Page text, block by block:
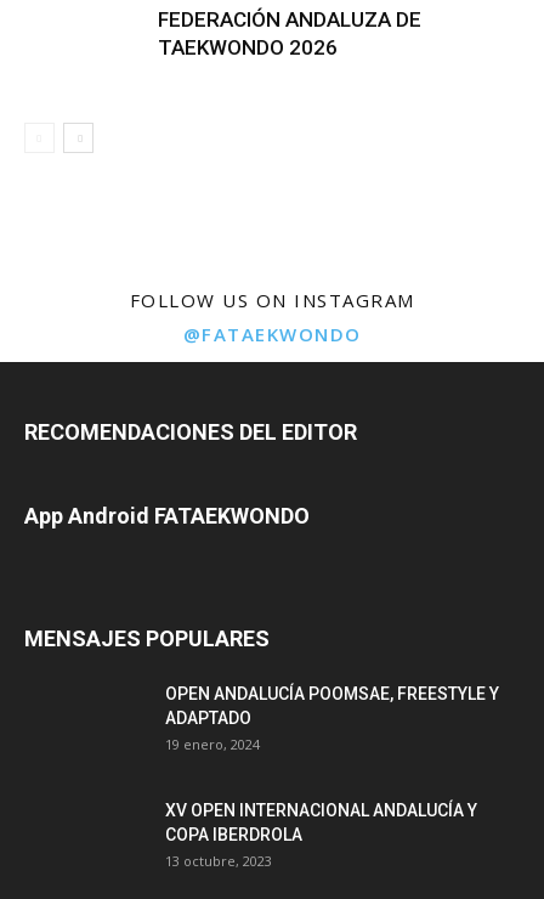
FEDERACIÓN ANDALUZA DE
TAEKWONDO 2026
FOLLOW US ON INSTAGRAM
@FATAEKWONDO
RECOMENDACIONES DEL EDITOR
App Android FATAEKWONDO
MENSAJES POPULARES
OPEN ANDALUCÍA POOMSAE, FREESTYLE Y
ADAPTADO
19 enero, 2024
XV OPEN INTERNACIONAL ANDALUCÍA Y
COPA IBERDROLA
13 octubre, 2023